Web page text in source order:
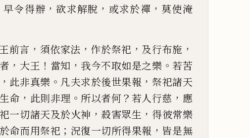
早令得辦 ，欲求解脫 ， 或求於禪 ， 莫使淹
前言 ， 須依家法 ， 作於祭祀 ， 及行布施 ，
， 大王 ！ 當知 ， 我今不取如是之樂 。若苦
， 此非真樂 。 凡夫求於後世果報 ， 祭祀諸天
命 ， 此則非理 。 所以者何 ？ 若人行慈 ， 應
一切諸天及於火神 ， 殺害眾生 ， 得彼常樂
命而用祭祀 ； 況復一切所得果報 ， 皆是無